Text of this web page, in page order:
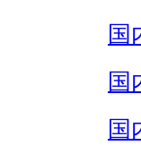
国
国
国